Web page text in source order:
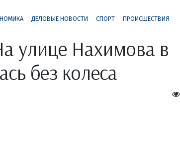
ДЕЛОВЫЕ НОВОСТИ СПОРТ ПРОИСШЕСТВИЯ
улице Нахимова в
без колеса